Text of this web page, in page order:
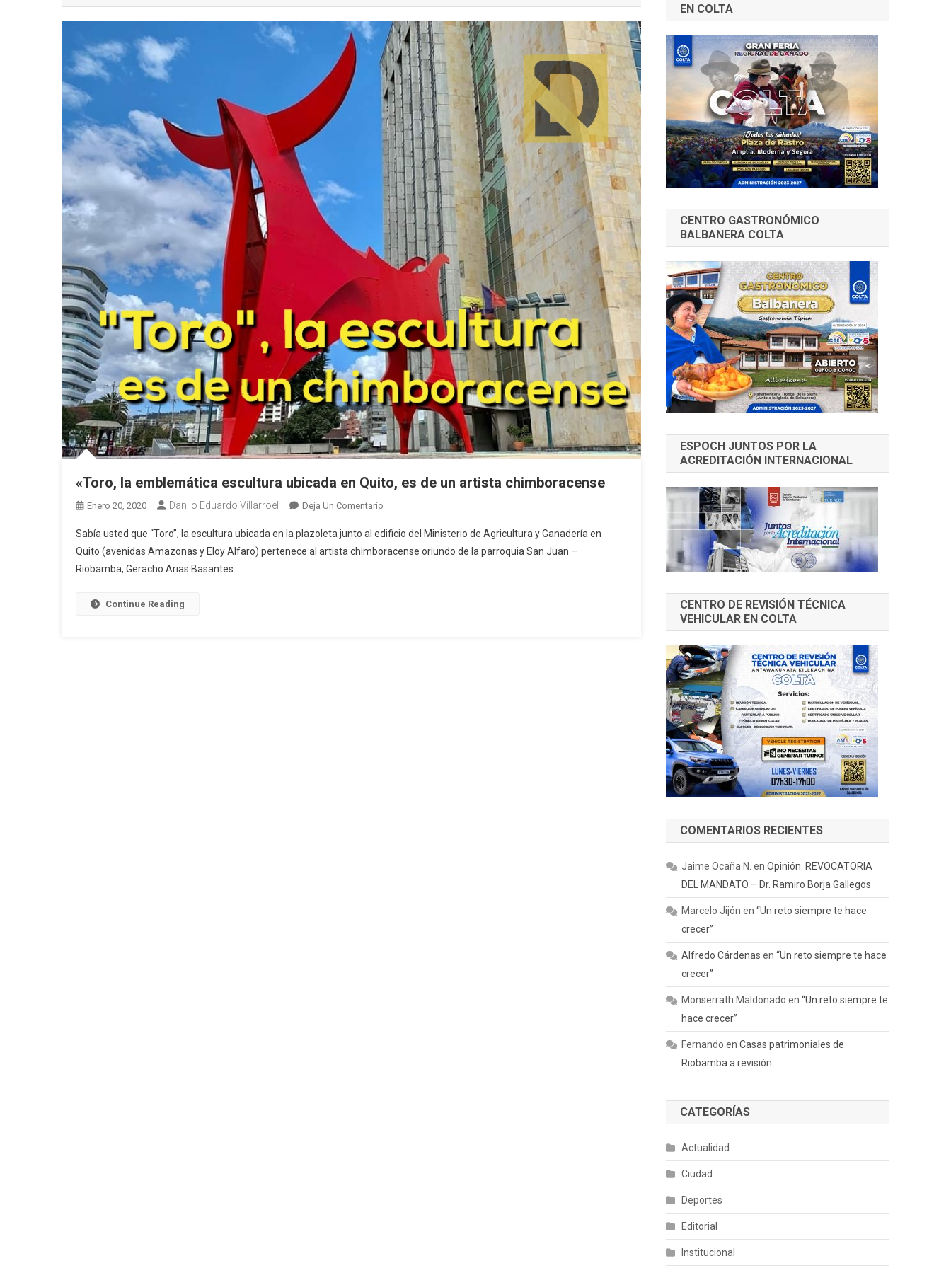
«Toro, la emblemática escultura ubicada en Quito, es de un artista chimboracense
Enero 20, 2020 Danilo Eduardo Villarroel Deja Un Comentario
La
Emblemática
Sabía usted que “Toro”, la escultura ubicada en la plazoleta junto al edificio del Ministerio de Agricultura y Ganadería en
Quito (avenidas Amazonas y Eloy Alfaro) pertenece al artista chimboracense oriundo de la parroquia San Juan –
Riobamba, Geracho Arias Basantes.
Continue Reading
EN COLTA
CENTRO GASTRONÓMICO
BALBANERA COLTA
ESPOCH JUNTOS POR LA
ACREDITACIÓN INTERNACIONAL
CENTRO DE REVISIÓN TÉCNICA
VEHICULAR EN COLTA
COMENTARIOS RECIENTES
Jaime Ocaña N. enOpinión. REVOCATORIA
DEL MANDATO – Dr. Ramiro Borja Gallegos
Marcelo Jijón en“Un reto siempre te hace
crecer”
Alfredo Cárdenas en“Un reto siempre te hace
crecer”
Monserrath Maldonado en“Un reto siempre te
hace crecer”
Fernando enCasas patrimoniales de
Riobamba a revisión
CATEGORÍAS
Actualidad
Ciudad
Deportes
Editorial
Institucional